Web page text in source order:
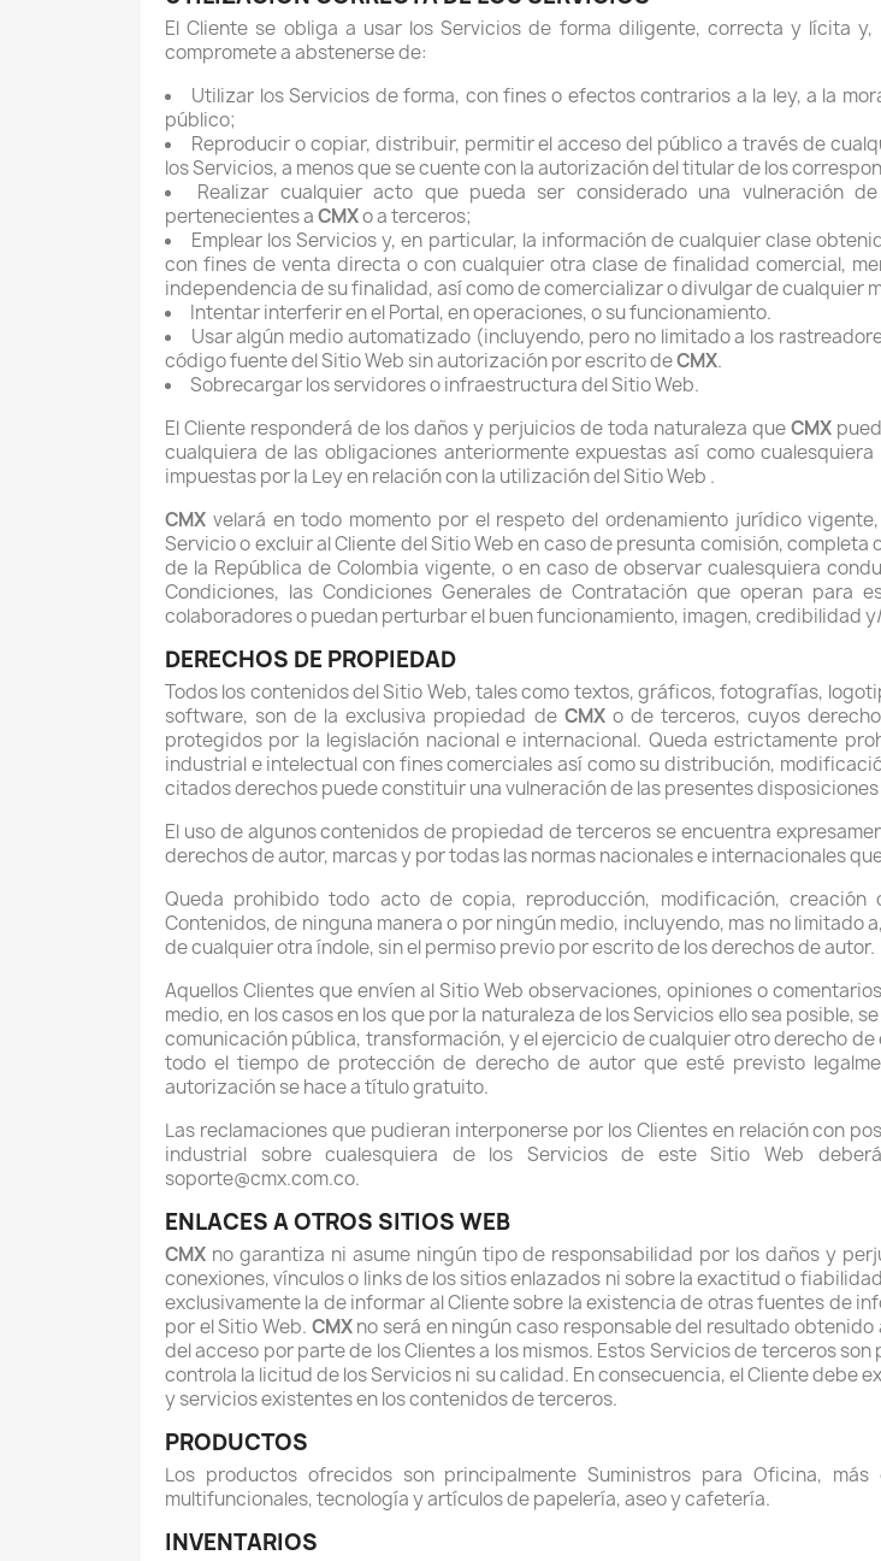
El Cliente se obliga a usar los Servicios de forma diligente, correcta y lícita
compromete a abstenerse de:
Utilizar los Servicios de forma, con fines o efectos contrarios a la ley, a la
público;
Reproducir o copiar, distribuir, permitir el acceso del público a través de
los Servicios, a menos que se cuente con la autorización del titular de los
Realizar cualquier acto que pueda ser considerado una vulneración
pertenecientes aCMXo a terceros;
Emplear los Servicios y, en particular, la información de cualquier clase
con fines de venta directa o con cualquier otra clase de finalidad comercial,
independencia de su finalidad, así como de comercializar o divulgar de cualquier
Intentar interferir en el Portal, en operaciones, o su funcionamiento.
Usar algún medio automatizado (incluyendo, pero no limitado a los
código fuente del Sitio Web sin autorización por escrito deCMX.
Sobrecargar los servidores o infraestructura del Sitio Web.
El Cliente responderá de los daños y perjuicios de toda naturaleza queCMX
cualquiera de las obligaciones anteriormente expuestas así como
impuestas por la Ley en relación con la utilización del Sitio Web .
CMX velará en todo momento por el respeto del ordenamiento jurídico
Servicio o excluir al Cliente del Sitio Web en caso de presunta comisión,
de la República de Colombia vigente, o en caso de observar cualesquiera
Condiciones, las Condiciones Generales de Contratación que operan para
colaboradores o puedan perturbar el buen funcionamiento, imagen, credibilidad
DERECHOS DE PROPIEDAD
Todos los contenidos del Sitio Web, tales como textos, gráficos, fotografías,
software, son de la exclusiva propiedad de CMXo de terceros, cuyos
protegidos por la legislación nacional e internacional. Queda estrictamente
industrial e intelectual con fines comerciales así como su distribución,
citados derechos puede constituir una vulneración de las presentes
El uso de algunos contenidos de propiedad de terceros se encuentra
derechos de autor, marcas y por todas las normas nacionales e internacionales
Queda prohibido todo acto de copia, reproducción, modificación,
Contenidos, de ninguna manera o por ningún medio, incluyendo, mas no
de cualquier otra índole, sin el permiso previo por escrito de los derechos de autor.
Aquellos Clientes que envíen al Sitio Web observaciones, opiniones o
medio, en los casos en los que por la naturaleza de los Servicios ello sea posible,
comunicación pública, transformación, y el ejercicio de cualquier otro derecho
todo el tiempo de protección de derecho de autor que esté previsto
autorización se hace a título gratuito.
Las reclamaciones que pudieran interponerse por los Clientes en relación con
industrial sobre cualesquiera de los Servicios de este Sitio Web
soporte@cmx.com.co.
ENLACES A OTROS SITIOS WEB
CMX no garantiza ni asume ningún tipo de responsabilidad por los daños y
conexiones, vínculos o links de los sitios enlazados ni sobre la exactitud o
exclusivamente la de informar al Cliente sobre la existencia de otras fuentes de
por el Sitio Web. CMXno será en ningún caso responsable del resultado
del acceso por parte de los Clientes a los mismos. Estos Servicios de terceros
controla la licitud de los Servicios ni su calidad. En consecuencia, el Cliente debe
y servicios existentes en los contenidos de terceros.
PRODUCTOS
Los productos ofrecidos son principalmente Suministros para Oficina,
multifuncionales, tecnología y artículos de papelería, aseo y cafetería.
INVENTARIOS